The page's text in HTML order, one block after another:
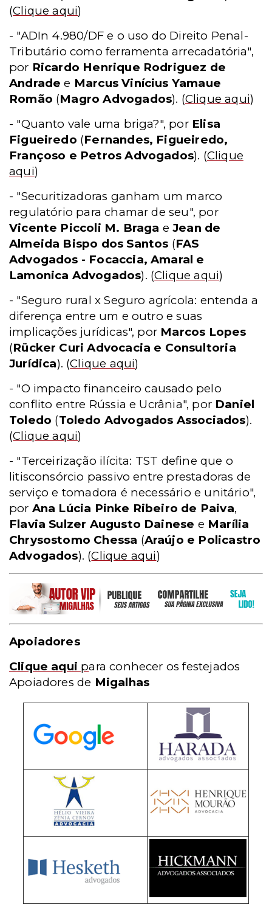
(Clique aqui)
- "ADIn 4.980/DF e o uso do Direito Penal-
Tributário como ferramenta arrecadatória",
por Ricardo Henrique Rodriguez de
Andrade e Marcus Vinícius Yamaue
Romão (Magro Advogados). (Clique aqui)
- "Quanto vale uma briga?", por Elisa
Figueiredo (Fernandes, Figueiredo,
Françoso e Petros Advogados). (Clique
aqui)
- "Securitizadoras ganham um marco
regulatório para chamar de seu", por
Vicente Piccoli M. Braga eJean de
Almeida Bispo dos Santos (FAS
Advogados - Focaccia, Amaral e
Lamonica Advogados). (Clique aqui)
- "Seguro rural x Seguro agrícola: entenda a
diferença entre um e outro e suas
implicações jurídicas", por Marcos Lopes
(Rücker Curi Advocacia e Consultoria
Jurídica). (Clique aqui)
- "O impacto financeiro causado pelo
conflito entre Rússia e Ucrânia", por Daniel
Toledo (Toledo Advogados Associados).
(Clique aqui)
- "Terceirização ilícita: TST define que o
litisconsórcio passivo entre prestadoras de
serviço e tomadora é necessário e unitário",
por Ana Lúcia Pinke Ribeiro de Paiva,
Flavia Sulzer Augusto Dainese e Marília
Chrysostomo Chessa (Araújo e Policastro
Advogados). (Clique aqui)
Apoiadores
Clique aqui para conhecer os festejados
Apoiadores de Migalhas